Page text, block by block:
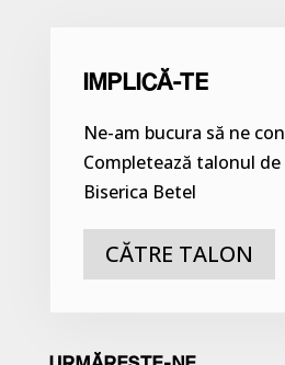
IMPLICĂ-TE
Ne-am bucura să ne
Completează talonul
Biserica Betel
CĂTRE TALON